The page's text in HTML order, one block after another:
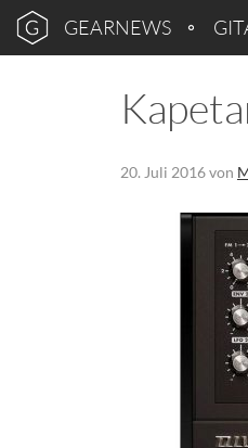
GEARNEWS
20. Juli 2016von